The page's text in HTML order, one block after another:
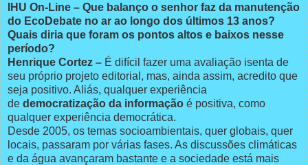
IHU On-Line – Que balanço o senhor faz da manutenção
do EcoDebate no ar ao longo dos últimos 13 anos?
Quais diria que foram os pontos altos e baixos nesse
período?
Henrique Cortez – É difícil fazer uma avaliação isenta de
seu próprio projeto editorial, mas, ainda assim, acredito que
seja positivo. Aliás, qualquer experiência
de democratização da informação é positiva, como
qualquer experiência democrática.
Desde 2005, os temas socioambientais, quer globais, quer
locais, passaram por várias fases. As discussões climáticas
e da água avançaram bastante e a sociedade está mais